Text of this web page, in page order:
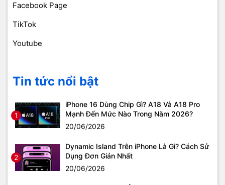
Facebook Page
TikTok
Youtube
Tin tức nổi bật
1
iPhone 16 Dùng Chip Gì? A18 Và A18 Pro
Mạnh Đến Mức Nào Trong Năm 2026?
20/06/2026
2
Dynamic Island Trên iPhone Là Gì? Cách Sử
Dụng Đơn Giản Nhất
20/06/2026